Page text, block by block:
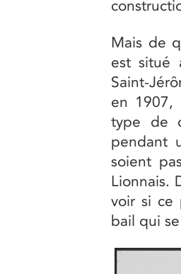
Mais de
est situé
Saint-
en 1907,
type de
pendant
soient
Lionnais.
voir si ce
bail qui